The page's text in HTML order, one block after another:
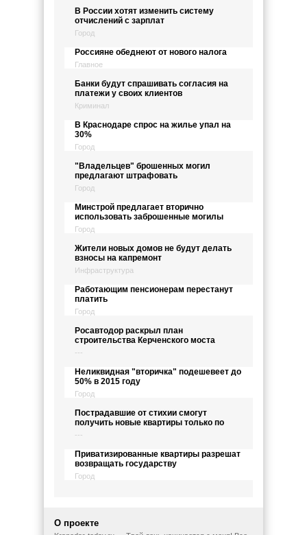
В России хотят изменить систему
отчислений с зарплат
Город
Россияне обеднеют от нового налога
Главное
Банки будут спрашивать согласия на
платежи у своих клиентов
Криминал
В Краснодаре спрос на жилье упал на
30%
Город
"Владельцев" брошенных могил
предлагают штрафовать
Город
Минстрой предлагает вторично
использовать заброшенные могилы
Город
Жители новых домов не будут делать
взносы на капремонт
Инфраструктура
Работающим пенсионерам перестанут
платить
Город
Росавтодор раскрыл план
строительства Керченского моста
---
Неликвидная "вторичка" подешевеет до
50% в 2015 году
Город
Пострадавшие от стихии смогут
получить новые квартиры только по
---
Приватизированные квартиры разрешат
возвращать государству
Город
О проекте